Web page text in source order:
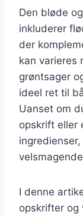
Den bløde
inkluderer
der
kan varieres
grøntsager
ideel ret til
Uanset om
opskrift eller
I denne
opskrifter